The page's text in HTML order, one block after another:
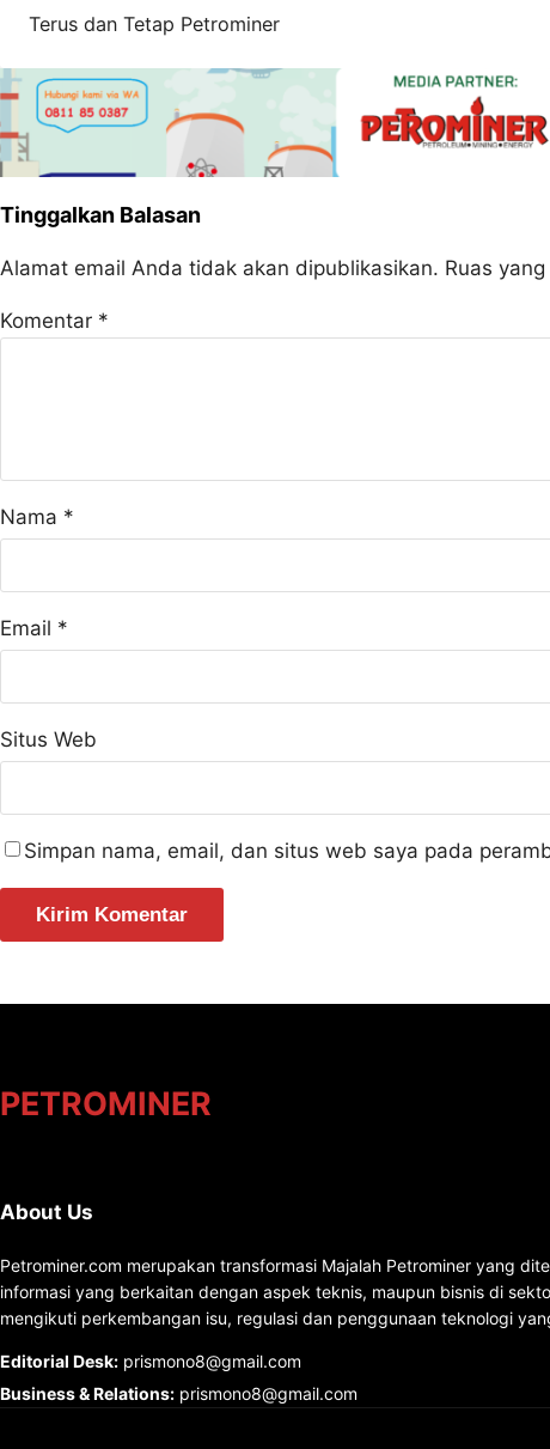
Terus dan Tetap Petrominer
Tinggalkan Balasan
Alamat email Anda tidak akan dipublikasikan. Ruas
Komentar *
Nama *
Email *
Situs Web
Simpan nama, email, dan situs web saya pada
PETROMINER
About Us
Petrominer.com merupakan transformasi Majalah Petrominer yang
informasi yang berkaitan dengan aspek teknis, maupun bisnis di
mengikuti perkembangan isu, regulasi dan penggunaan teknologi
Editorial Desk: prismono8@gmail.com
Business & Relations: prismono8@gmail.com